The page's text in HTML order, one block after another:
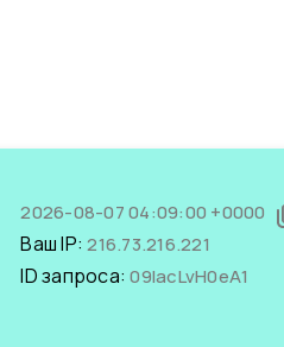
2026-08-07 04:09:00 +0000
Ваш IP:216.73.216.221
ID запроса:09IacLvH0eA1